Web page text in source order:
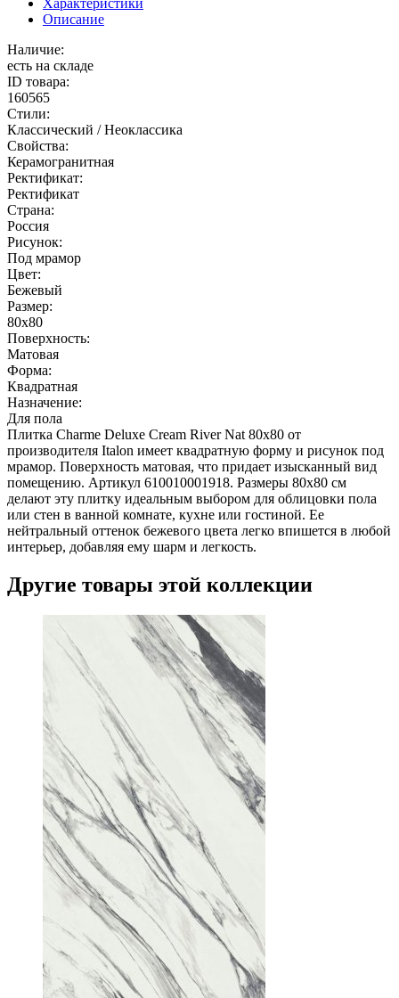
Описание
Наличие:
есть на складе
ID товара:
160565
Стили:
Классический / Неоклассика
Свойства:
Керамогранитная
Ректификат:
Ректификат
Страна:
Россия
Рисунок:
Под мрамор
Цвет:
Бежевый
Размер:
80x80
Поверхность:
Матовая
Форма:
Квадратная
Назначение:
Для пола
Плитка Charme Deluxe Cream River Nat 80х80 от
производителя Italon имеет квадратную форму и рисунок под
мрамор. Поверхность матовая, что придает изысканный вид
помещению. Артикул 610010001918. Размеры 80х80 см
делают эту плитку идеальным выбором для облицовки пола
или стен в ванной комнате, кухне или гостиной. Ее
нейтральный оттенок бежевого цвета легко впишется в любой
интерьер, добавляя ему шарм и легкость.
Другие товары этой коллекции